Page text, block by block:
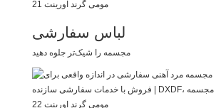
لباس سفارشی
مجسمه را شیک‌تر جلوه دهید